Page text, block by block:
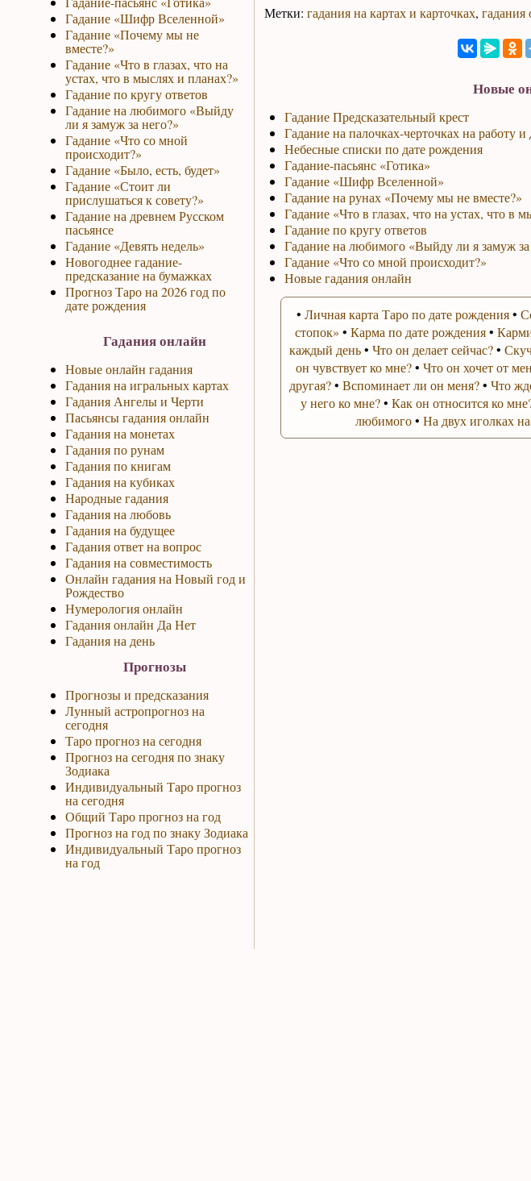
Гадание «Шифр Вселенной»
Гадание «Почему мы не
вместе?»
Гадание «Что в глазах, что на
устах, что в мыслях и планах?»
Гадание по кругу ответов
Гадание на любимого «Выйду
ли я замуж за него?»
Гадание «Что со мной
происходит?»
Гадание «Было, есть, будет»
Гадание «Стоит ли
прислушаться к совету?»
Гадание на древнем Русском
пасьянсе
Гадание «Девять недель»
Новогоднее гадание-
предсказание на бумажках
Прогноз Таро на 2026 год по
дате рождения
Гадания онлайн
Новые онлайн гадания
Гадания на игральных картах
Гадания Ангелы и Черти
Пасьянсы гадания онлайн
Гадания на монетах
Гадания по рунам
Гадания по книгам
Гадания на кубиках
Народные гадания
Гадания на любовь
Гадания на будущее
Гадания ответ на вопрос
Гадания на совместимость
Онлайн гадания на Новый год и
Рождество
Нумерология онлайн
Гадания онлайн Да Нет
Гадания на день
Прогнозы
Прогнозы и предсказания
Лунный астропрогноз на
сегодня
Таро прогноз на сегодня
Прогноз на сегодня по знаку
Зодиака
Индивидуальный Таро прогноз
на сегодня
Общий Таро прогноз на год
Прогноз на год по знаку Зодиака
Индивидуальный Таро прогноз
на год
Метки: гадания на картах и карточках, гадания
Новые
Гадание Предсказательный крест
Гадание на палочках-черточках на работу и
Небесные списки по дате рождения
Гадание-пасьянс «Готика»
Гадание «Шифр Вселенной»
Гадание на рунах «Почему мы не вместе?»
Гадание «Что в глазах, что на устах, что в
Гадание по кругу ответов
Гадание на любимого «Выйду ли я замуж за
Гадание «Что со мной происходит?»
Новые гадания онлайн
• Личная карта Таро по дате рождения•
стопок» • Карма по дате рождения•
каждый день• Что он делает сейчас?•
он чувствует ко мне?• Что он хочет от
другая?• Вспоминает ли он меня?• Что
у него ко мне?• Как он относится ко
любимого• На двух иголках